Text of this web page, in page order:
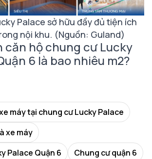
Palace sở hữu đầy đủ tiện ích
nội khu. (Nguồn: Guland)
căn hộ chung cư Lucky
6 là bao nhiêu m2?
máy tại chung cư Lucky Palace
xe máy
Palace Quận 6
Chung cư quận 6